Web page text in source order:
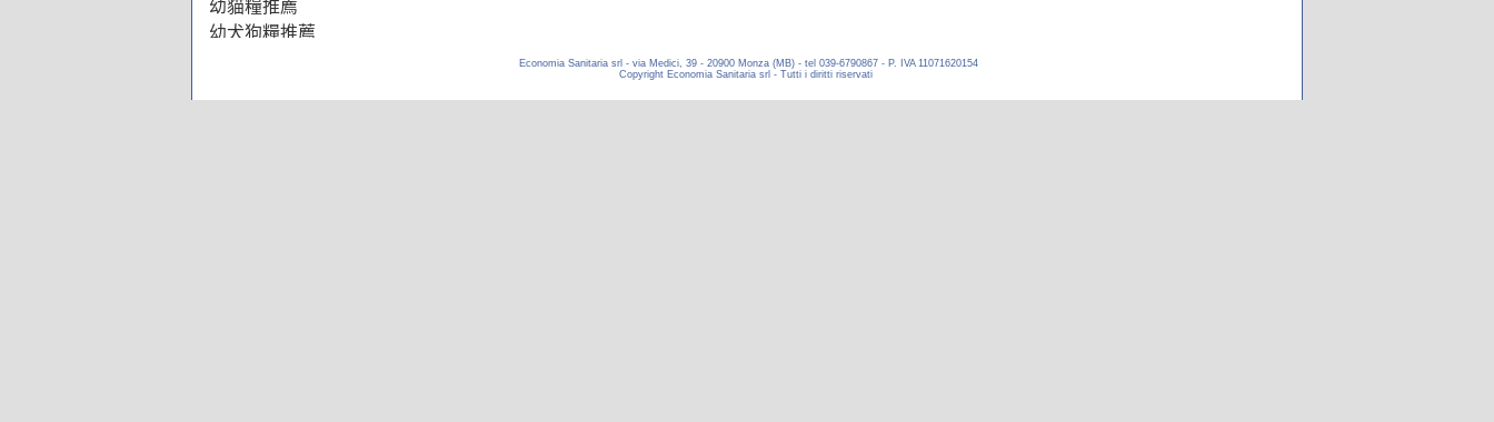
Economia Sanitaria srl - via Medici, 39 - 20900 Monza (MB) - tel 039-6790867 - P. IVA 11071620154
Copyright Economia Sanitaria srl - Tutti i diritti riservati